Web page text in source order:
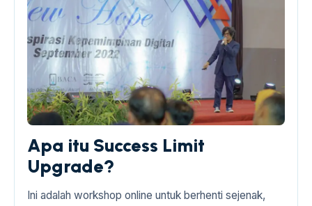
Apa itu Success Limit
Upgrade?
Ini adalah workshop online untuk berhenti sejenak,